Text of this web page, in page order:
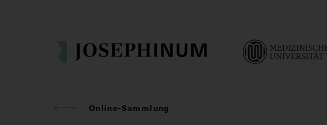
Online-Sammlung